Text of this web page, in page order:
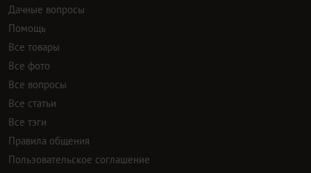
Дачные вопросы
Помощь
Все товары
Все фото
Все вопросы
Все статьи
Все тэги
Правила общения
Пользовательское соглашение